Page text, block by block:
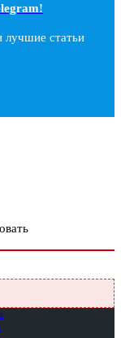
лучшие статьи